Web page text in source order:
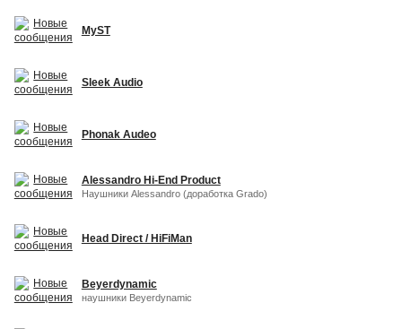
MyST
Sleek Audio
Phonak Audeo
Alessandro Hi-End Product
Наушники Alessandro (доработка Grado)
Head Direct / HiFiMan
Beyerdynamic
наушники Beyerdynamic